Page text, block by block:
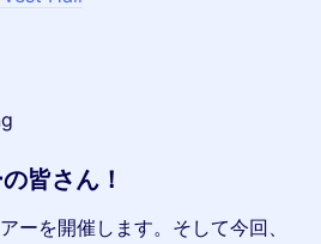
皆さん！
ーを開催します。そして今回、